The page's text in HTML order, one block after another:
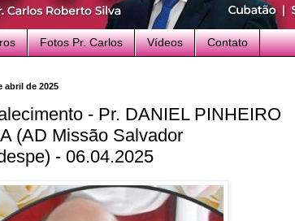
Fotos Pr. Carlos Vídeos Contato
abril de 2025
- Pr. DANIEL PINHEIRO
(AD Missão Salvador
- 06.04.2025